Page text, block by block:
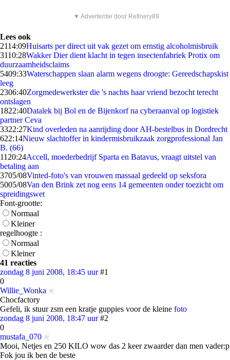
▼ Advertentie door Refinery89
Lees ook
2114:09Huisarts per direct uit vak gezet om ernstig alcoholmisbruik
3110:28Wakker Dier dient klacht in tegen insectenfabriek Protix om
duurzaamheidsclaims
5409:33Waterschappen slaan alarm wegens droogte: Gereedschapskist
leeg
2306:40Zorgmedewerkster die 's nachts haar vriend bezocht terecht
ontslagen
1822:40Datalek bij Bol en de Bijenkorf na cyberaanval op logistiek
partner Ceva
3322:27Kind overleden na aanrijding door AH-bestelbus in Dordrecht
622:14Nieuw slachtoffer in kindermisbruikzaak zorgprofessional Jan
B. (66)
11 20:24Accell, moederbedrijf Sparta en Batavus, vraagt uitstel van
betaling aan
3705/08Vinted-foto's van vrouwen massaal gedeeld op seksfora
5005/08Van den Brink zet nog eens 14 gemeenten onder toezicht om
spreidingswet
Font-grootte:
Normaal
Kleiner
regelhoogte :
Normaal
Kleiner
41 reacties
zondag 8 juni 2008, 18:45 uur #1
0
Willie_Wonka
Chocfactory
Gefeli, ik stuur zsm een kratje guppies voor de kleine foto
zondag 8 juni 2008, 18:47 uur #2
0
mustafa_070
Mooi, Netjes en 250 KILO wow das 2 keer zwaarder dan men vader:p
Fok jou ik ben de beste